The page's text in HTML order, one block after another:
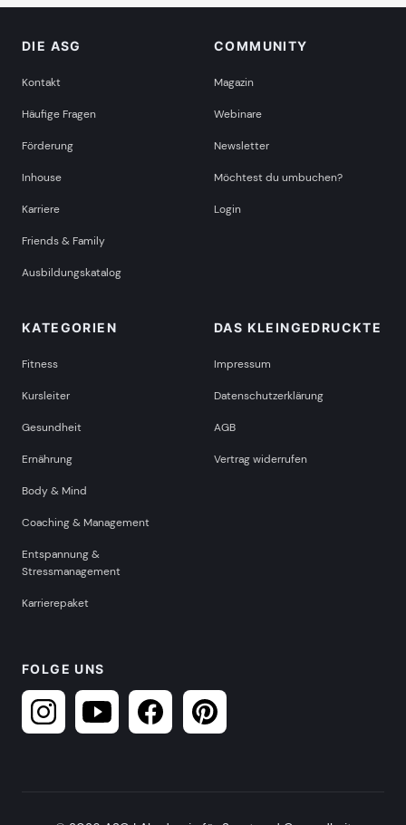
DIE ASG
Kontakt
Häufige Fragen
Förderung
Inhouse
Karriere
Friends & Family
Ausbildungskatalog
COMMUNITY
Magazin
Webinare
Newsletter
Möchtest du umbuchen?
Login
KATEGORIEN
Fitness
Kursleiter
Gesundheit
Ernährung
Body & Mind
Coaching & Management
Entspannung &
Stressmanagement
Karrierepaket
DAS KLEINGEDRUCKTE
Impressum
Datenschutzerklärung
AGB
Vertrag widerrufen
FOLGE UNS